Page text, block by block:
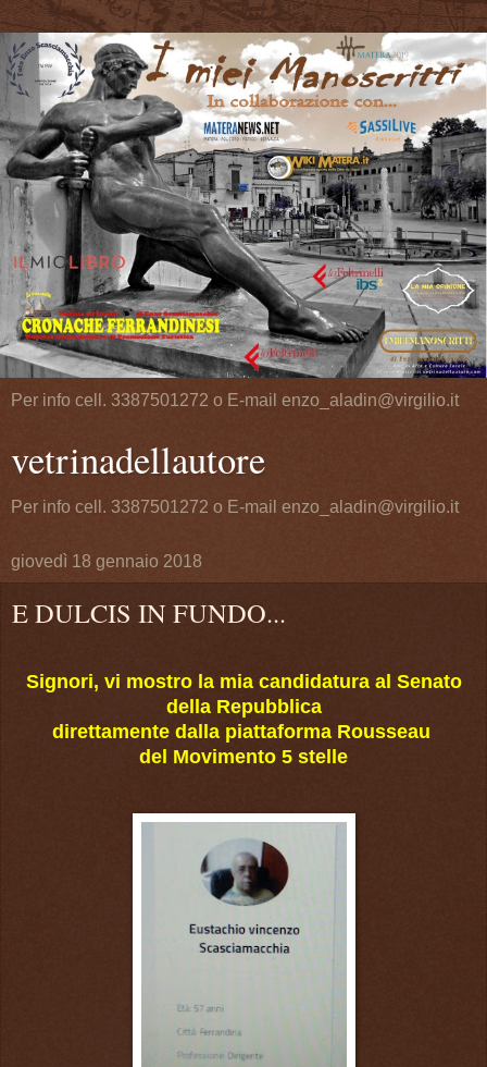
Per info cell. 3387501272 o E-mail enzo_aladin@virgilio.it
vetrinadellautore
Per info cell. 3387501272 o E-mail enzo_aladin@virgilio.it
giovedì 18 gennaio 2018
E DULCIS IN FUNDO...
Signori, vi mostro la mia candidatura al Senato
della Repubblica
direttamente dalla piattaforma Rousseau
del Movimento 5 stelle